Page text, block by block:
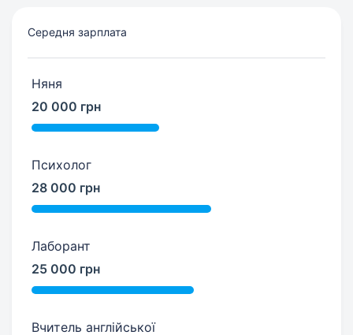
Середня зарплата
Няня
20 000 грн
Психолог
28 000 грн
Лаборант
25 000 грн
Вчитель англійської